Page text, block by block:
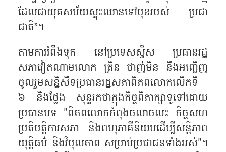
ដែលជាយុគសម័យស្ទុះឈានទៅមុខរបស់ ប្រជា
ជាតិ”។
តាមការរំពឹងទុក នៅប្រទេសស្វីស ប្រធានរដ្ឋ
សភាវៀតណាមលោក ត្រិន ថាញ់មិន នឹងអញ្ជើញ
ចូលរួមសន្និសីទប្រធានរដ្ឋសភាពិភពលោកលើកទី
៦ និងថ្លែង សុន្ទរកថាក្នុងកិច្ចពិភាក្សាទូទៅដោយ
ប្រធានបទ "ពិភពលោកកំពុងចលាចល៖ កិច្ចសហ
ប្រតិបត្តិការសភា និងពហុភាគីនិយមដើម្បីសន្តិភាព
យុត្តិធម៌ និងវិបុលភាព សម្រាប់ប្រជាជនទាំងអស់"។